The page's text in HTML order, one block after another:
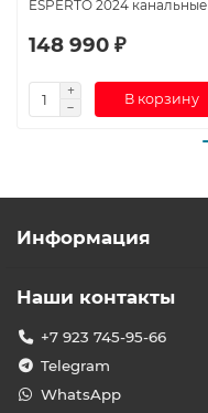
ESPERTO 2024 канальные
148 990 ₽
В корзину
Информация
Наши контакты
+7 923 745-95-66
Telegram
WhatsApp